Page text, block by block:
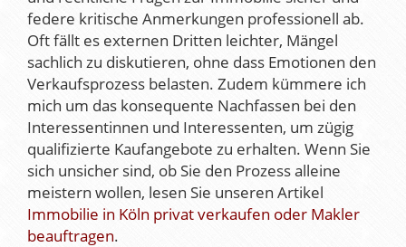
federe kritische Anmerkungen professionell ab.
Oft fällt es externen Dritten leichter, Mängel
sachlich zu diskutieren, ohne dass Emotionen den
Verkaufsprozess belasten. Zudem kümmere ich
mich um das konsequente Nachfassen bei den
Interessentinnen und Interessenten, um zügig
qualifizierte Kaufangebote zu erhalten. Wenn Sie
sich unsicher sind, ob Sie den Prozess alleine
meistern wollen, lesen Sie unseren Artikel
Immobilie in Köln privat verkaufen oder Makler
beauftragen.